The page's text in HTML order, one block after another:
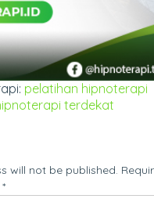
pelatihan hipnoterapi
terdekat
will not be published.
*